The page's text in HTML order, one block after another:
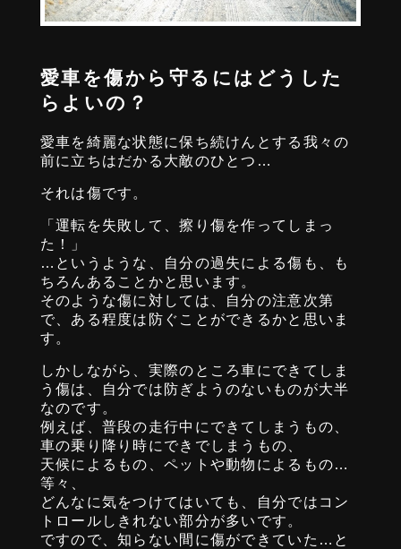
愛車を傷から守るにはどうした
らよいの？
愛車を綺麗な状態に保ち続けんとする我々の
前に立ちはだかる大敵のひとつ…
それは傷です。
「運転を失敗して、擦り傷を作ってしまっ
た！」
…というような、自分の過失による傷も、も
ちろんあることかと思います。
そのような傷に対しては、自分の注意次第
で、ある程度は防ぐことができるかと思いま
す。
しかしながら、実際のところ車にできてしま
う傷は、自分では防ぎようのないものが大半
なのです。
例えば、普段の走行中にできてしまうもの、
車の乗り降り時にできでしまうもの、
天候によるもの、ペットや動物によるもの…
等々、
どんなに気をつけてはいても、自分ではコン
トロールしきれない部分が多いです。
ですので、知らない間に傷ができていた…と